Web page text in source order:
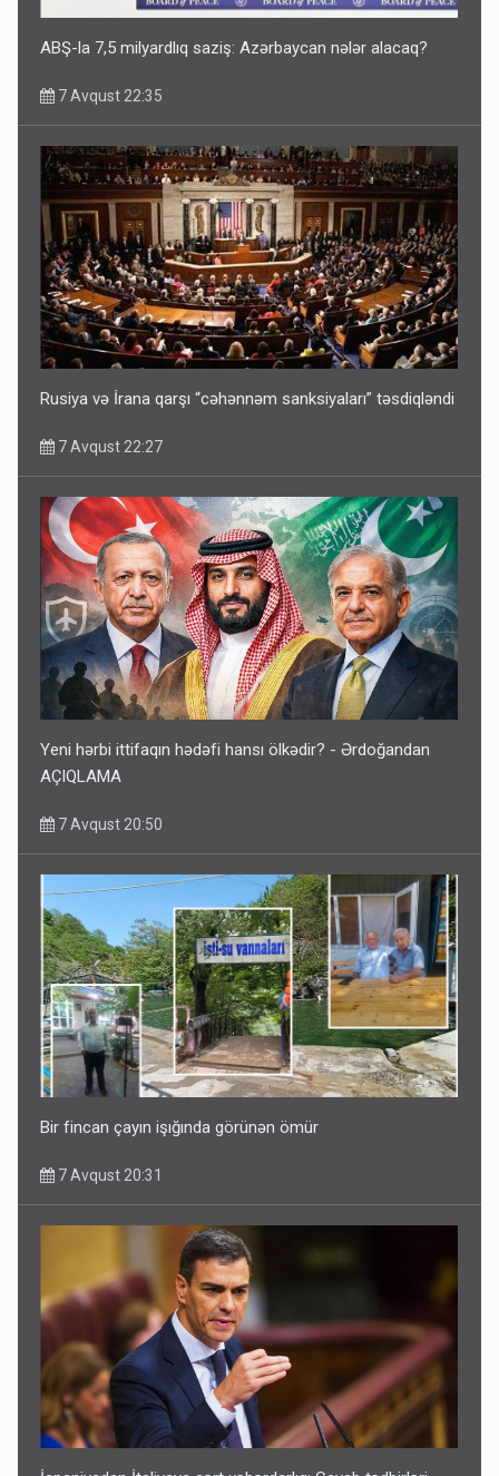
ABŞ-la 7,5 milyardlıq saziş: Azərbaycan nələr alacaq?
7 Avqust 22:35
Rusiya və İrana qarşı “cəhənnəm sanksiyaları” təsdiqləndi
7 Avqust 22:27
Yeni hərbi ittifaqın hədəfi hansı ölkədir? - Ərdoğandan
AÇIQLAMA
7 Avqust 20:50
Bir fincan çayın işığında görünən ömür
7 Avqust 20:31